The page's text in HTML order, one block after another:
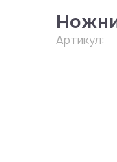
Артикул: